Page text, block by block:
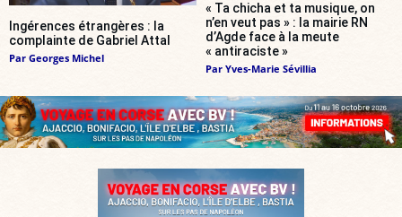
Ingérences étrangères : la
complainte de Gabriel Attal
Par Georges Michel
« Ta chicha et ta musique, on
n’en veut pas » : la mairie RN
d’Agde face à la meute
« antiraciste »
Par Yves-Marie Sévillia